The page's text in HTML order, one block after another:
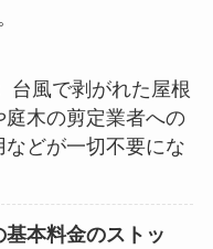
台風で剥がれた屋根
木の剪定業者への
どが一切不要にな
本料金のストッ